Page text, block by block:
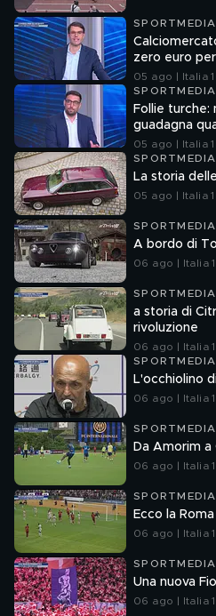
zero euro
05 ago | Italia 1
Follie turche:
guadagna
05 ago | Italia 1
La storia
05 ago | Italia 1
A bordo di
06 ago | Italia 1
a storia di
rivoluzione
06 ago | Italia 1
L'occhiolino
06 ago | Italia 1
Da Amorim a
06 ago | Italia 1
Ecco la
06 ago | Italia 1
Una nuova
06 ago | Italia 1